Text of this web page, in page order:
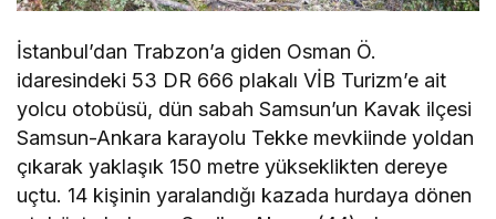
İstanbul’dan Trabzon’a giden Osman Ö.
idaresindeki 53 DR 666 plakalı VİB Turizm’e ait
yolcu otobüsü, dün sabah Samsun’un Kavak ilçesi
Samsun-Ankara karayolu Tekke mevkiinde yoldan
çıkarak yaklaşık 150 metre yükseklikten dereye
uçtu. 14 kişinin yaralandığı kazada hurdaya dönen